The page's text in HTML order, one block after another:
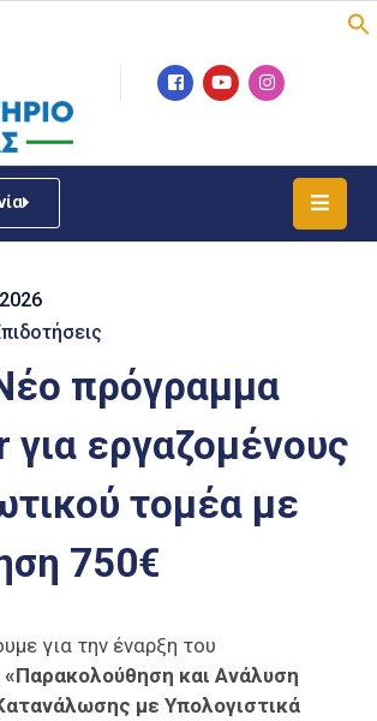
πρόγραμμα
για εργαζομένους
τομέα με
750€
για την έναρξη του
«Παρακολούθηση και Ανάλυση
με Υπολογιστικά